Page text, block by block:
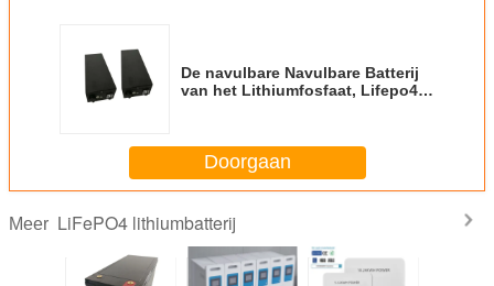
De navulbare Navulbare Batterij
van het Lithiumfosfaat, Lifepo4
Doorgaan
Meer LiFePO4 lithiumbatterij